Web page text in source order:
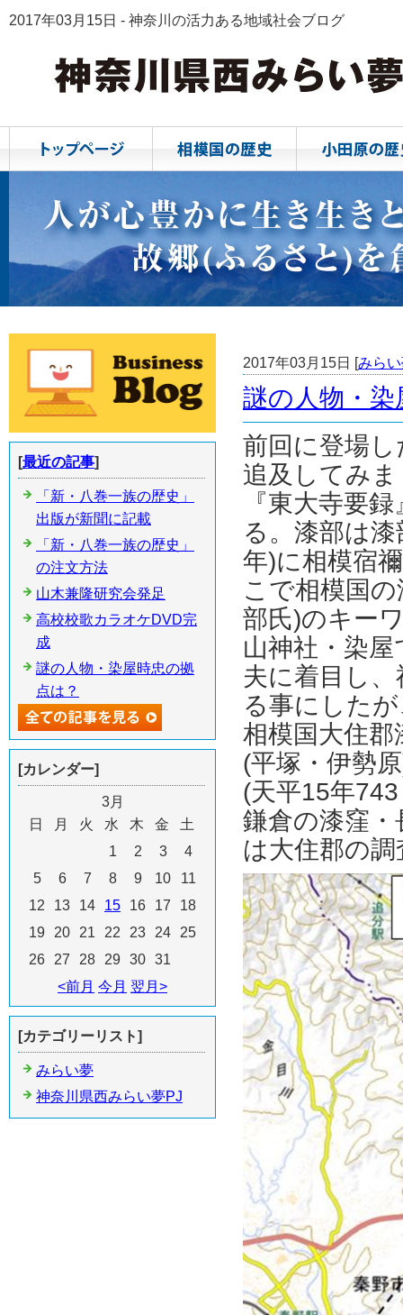
2017年03月15日 - 神奈川の活力ある地域社会ブログ
2017年03月15日 [みら
謎の人物・
前回に登場
追及してみ
『東大寺要
る。漆部は
年)に相模宿
こで相模国
部氏)のキー
山神社・染
夫に着目し
る事にした
相模国大住
(平塚・伊勢
(天平15年
鎌倉の漆窪
は大住郡の
[最近の記事]
「新・八巻一族の歴史」
出版が新聞に記載
「新・八巻一族の歴史」
の注文方法
山木兼隆研究会発足
高校校歌カラオケDVD完
成
謎の人物・染屋時忠の拠
点は？
[カレンダー]
3月
日
月 火 水 木 金
土
1
2 3
4
5
6 7 8 9 10
11
12
13 14 15 16 17
18
19
20 21 22 23 24
25
26
27 28 29 30 31
<前月 今月 翌月>
[カテゴリーリスト]
みらい夢
神奈川県西みらい夢PJ